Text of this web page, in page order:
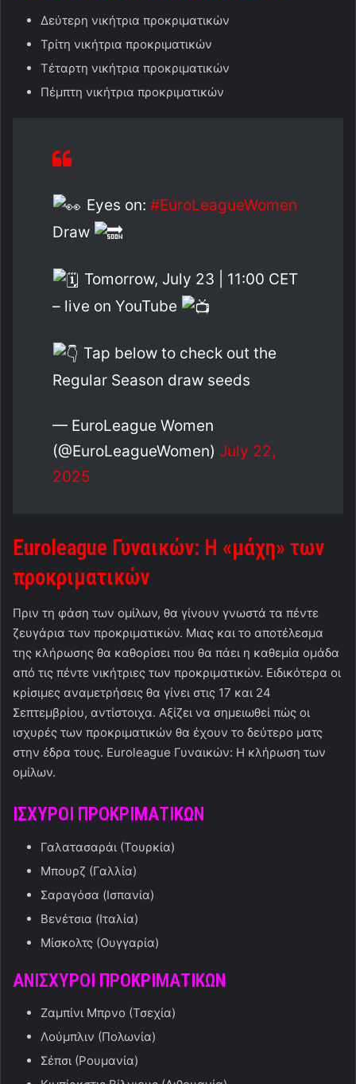
Δεύτερη νικήτρια προκριματικών
Τρίτη νικήτρια προκριματικών
Τέταρτη νικήτρια προκριματικών
Πέμπτη νικήτρια προκριματικών
Eyes on: #EuroLeagueWomen
Draw
Tomorrow, July 23 | 11:00 CET
– live on YouTube
Tap below to check out the
Regular Season draw seeds
— EuroLeague Women
(@EuroLeagueWomen) July 22,
2025
Euroleague Γυναικών: Η «μάχη» των
προκριματικών
Πριν τη φάση των ομίλων, θα γίνουν γνωστά τα πέντε
ζευγάρια των προκριματικών. Μιας και το αποτέλεσμα
της κλήρωσης θα καθορίσει που θα πάει η καθεμία ομάδα
από τις πέντε νικήτριες των προκριματικών. Ειδικότερα οι
κρίσιμες αναμετρήσεις θα γίνει στις 17 και 24
Σεπτεμβρίου, αντίστοιχα. Αξίζει να σημειωθεί πώς οι
ισχυρές των προκριματικών θα έχουν το δεύτερο ματς
στην έδρα τους. Euroleague Γυναικών: Η κλήρωση των
ομίλων.
ΙΣΧΥΡΟΙ ΠΡΟΚΡΙΜΑΤΙΚΩΝ
Γαλατασαράι (Τουρκία)
Μπουρζ (Γαλλία)
Σαραγόσα (Ισπανία)
Βενέτσια (Ιταλία)
Μίσκολτς (Ουγγαρία)
ΑΝΙΣΧΥΡΟΙ ΠΡΟΚΡΙΜΑΤΙΚΩΝ
Ζαμπίνι Μπρνο (Τσεχία)
Λούμπλιν (Πολωνία)
Σέπσι (Ρουμανία)